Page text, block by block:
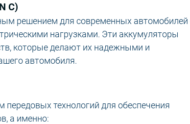
C)
решением для современных автомобилей
нагрузками. Эти аккумуляторы
которые делают их надежными и
автомобиля.
технологий для обеспечения
а именно: